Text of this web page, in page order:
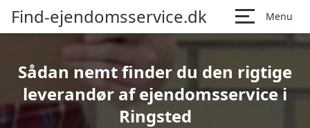
Find-ejendomsservice.dk Menu
Sådan nemt finder du den rigtige
leverandør af ejendomsservice i
Ringsted